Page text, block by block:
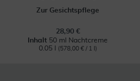
Zur Gesichtspflege
28,90 €
Inhalt 50 ml Nachtcreme
0.05 l
(578,00 € / 1 l)